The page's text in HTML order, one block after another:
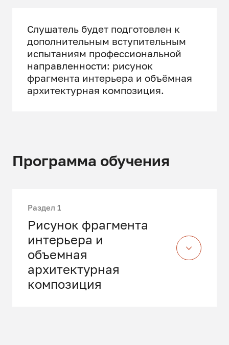
Слушатель будет подготовлен к
дополнительным вступительным
испытаниям профессиональной
направленности: рисунок
фрагмента интерьера и объёмная
архитектурная композиция.
Программа обучения
Раздел 1
Рисунок фрагмента
интерьера и
объемная
архитектурная
композиция